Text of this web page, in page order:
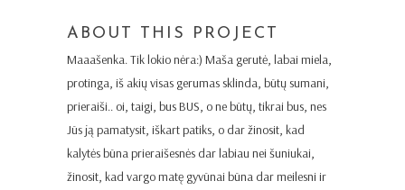
ABOUT THIS PROJECT
Maaašenka. Tik lokio nėra:) Maša gerutė, labai miela,
protinga, iš akių visas gerumas sklinda, būtų sumani,
prieraiši.. oi, taigi, bus BUS, o ne būtų, tikrai bus, nes
Jūs ją pamatysit, iškart patiks, o dar žinosit, kad
kalytės būna prieraišesnės dar labiau nei šuniukai,
žinosit, kad vargo matę gyvūnai būna dar meilesni ir